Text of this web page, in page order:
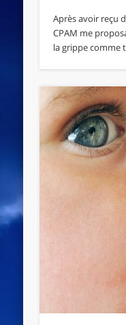
Après avoir reçu
CPAM me
la grippe comme